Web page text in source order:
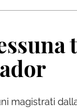
magistrati